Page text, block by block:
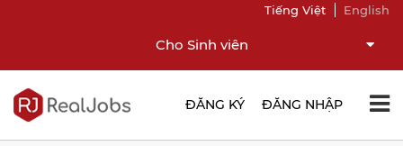
Cho Sinh viên
Tiếng Việt English
ĐĂNG KÝ ĐĂNG NHẬP